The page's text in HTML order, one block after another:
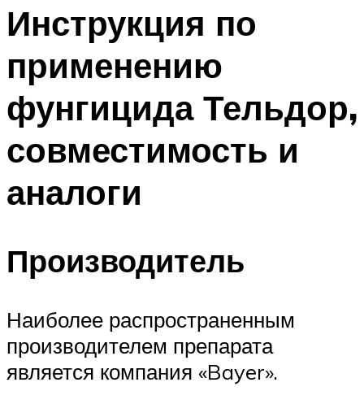
Инструкция по
применению
фунгицида Тельдор,
совместимость и
аналоги
Производитель
Наиболее распространенным
производителем препарата
является компания «Bayer».